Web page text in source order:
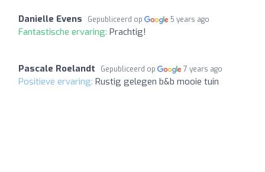
Danielle Evens Gepubliceerd op 5 years ago
Fantastische ervaring: Prachtig!
Pascale Roelandt Gepubliceerd op 7 years ago
Positieve ervaring: Rustig gelegen b&b mooie tuin